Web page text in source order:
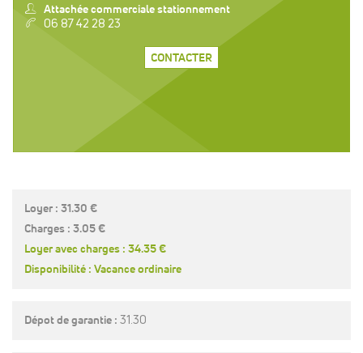
n Attachée commerciale stationnement
v 06 87 42 28 23
CONTACTER
Loyer : 31.30 €
Charges : 3.05 €
Loyer avec charges : 34.35 €
Disponibilité : Vacance ordinaire
Dépot de garantie : 31.30